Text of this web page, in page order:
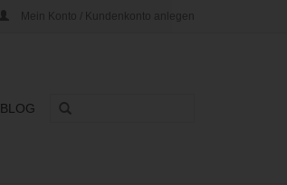
Mein Konto / Kundenkonto anlegen
BLOG